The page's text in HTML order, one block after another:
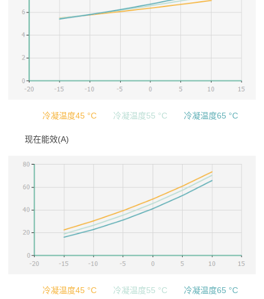
冷凝温度45 °C 冷凝温度55 °C 冷凝温度65 °C
现在能效(A)
冷凝温度45 °C 冷凝温度55 °C 冷凝温度65 °C